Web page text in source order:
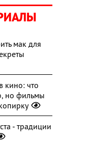
мак для
кино: что
но фильмы
- традиции